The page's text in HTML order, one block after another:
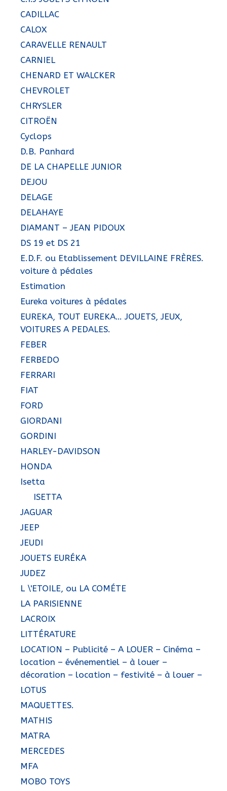
CADILLAC
CALOX
CARAVELLE RENAULT
CARNIEL
CHENARD ET WALCKER
CHEVROLET
CHRYSLER
CITROËN
Cyclops
D.B. Panhard
DE LA CHAPELLE JUNIOR
DEJOU
DELAGE
DELAHAYE
DIAMANT – JEAN PIDOUX
DS 19 et DS 21
E.D.F. ou Etablissement DEVILLAINE FRÈRES.
voiture à pédales
Estimation
Eureka voitures à pédales
EUREKA, TOUT EUREKA… JOUETS, JEUX,
VOITURES A PEDALES.
FEBER
FERBEDO
FERRARI
FIAT
FORD
GIORDANI
GORDINI
HARLEY-DAVIDSON
HONDA
Isetta
ISETTA
JAGUAR
JEEP
JEUDI
JOUETS EURÉKA
JUDEZ
L \'ETOILE, ou LA COMÉTE
LA PARISIENNE
LACROIX
LITTÉRATURE
LOCATION – Publicité – A LOUER – Cinéma –
location – événementiel – à louer –
décoration – location – festivité – à louer –
LOTUS
MAQUETTES.
MATHIS
MATRA
MERCEDES
MFA
MOBO TOYS